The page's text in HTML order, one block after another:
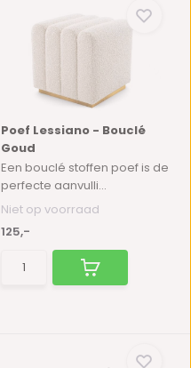
Poef Lessiano - Bouclé
Goud
Een bouclé stoffen poef is de
perfecte aanvulli...
Niet op voorraad
125,-